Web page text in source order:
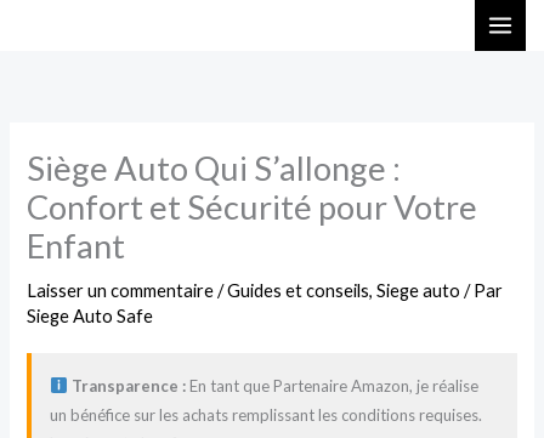
Siège Auto Qui S’allonge :
Confort et Sécurité pour Votre
Enfant
Laisser un commentaire /Guides et conseils,Siege auto / Par
Siege Auto Safe
Transparence : En tant que Partenaire Amazon, je réalise
un bénéfice sur les achats remplissant les conditions requises.